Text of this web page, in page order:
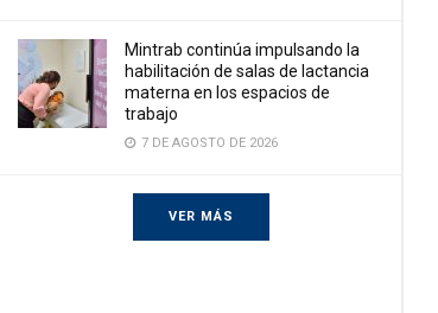
Mintrab continúa impulsando la
habilitación de salas de lactancia
materna en los espacios de
trabajo
7 DE AGOSTO DE 2026
VER MÁS